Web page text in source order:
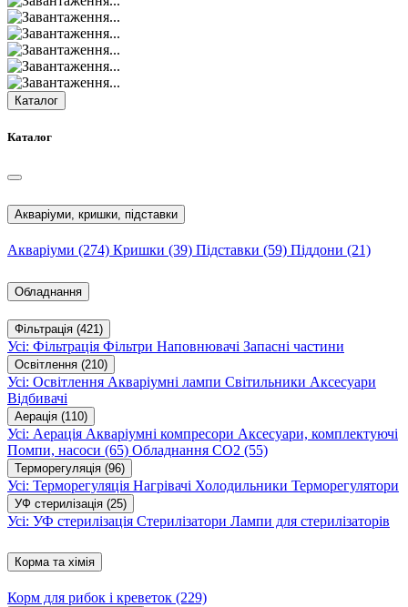
Каталог
Каталог
Акваріуми, кришки, підставки
Акваріуми (274) Кришки (39) Підставки (59) Піддони (21)
Обладнання
Фільтрація (421)
Усі: Фільтрація Фільтри Наповнювачі Запасні частини
Освітлення (210)
Усі: Освітлення Акваріумні лампи Світильники Аксесуари
Відбивачі
Аерація (110)
Усі: Аерація Акваріумні компресори Аксесуари, комплектуючі
Помпи, насоси (65) Обладнання CO2 (55)
Терморегуляція (96)
Усі: Терморегуляція Нагрівачі Холодильники Терморегулятори
УФ стерилізація (25)
Усі: УФ стерилізація Стерилізатори Лампи для стерилізаторів
Корма та хімія
Корм для рибок і креветок (229)